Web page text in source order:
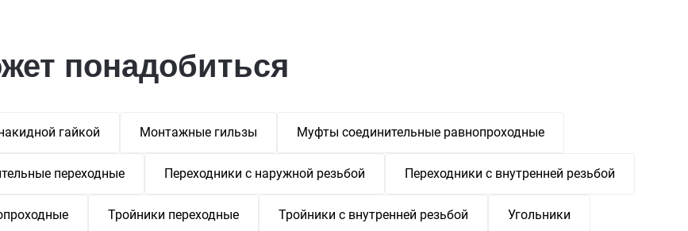
понадобиться
гайкой Монтажные гильзы Муфты соединительные равнопроходные
переходные Переходники с наружной резьбой Переходники с внутренней резьбой
Тройники переходные Тройники с внутренней резьбой Угольники